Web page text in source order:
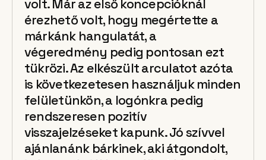
volt. Már az első koncepcióknál
érezhető volt, hogy megértette a
márkánk hangulatát, a
végeredmény pedig pontosan ezt
tükrözi. Az elkészült arculatot azóta
is következetesen használjuk minden
felületünkön, a logónkra pedig
rendszeresen pozitív
visszajelzéseket kapunk. Jó szívvel
ajánlanánk bárkinek, aki átgondolt,